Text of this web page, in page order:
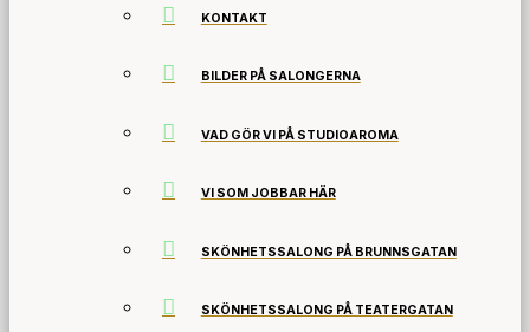
KONTAKT
BILDER PÅ SALONGERNA
VAD GÖR VI PÅ STUDIOAROMA
VI SOM JOBBAR HÄR
SKÖNHETSSALONG PÅ BRUNNSGATAN
SKÖNHETSSALONG PÅ TEATERGATAN